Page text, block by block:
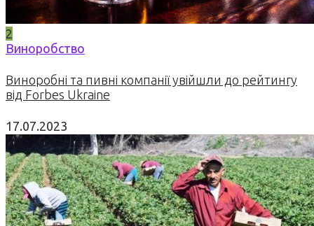
2
Виноробство
Виноробні та пивні компанії увійшли до рейтингу
від Forbes Ukraine
17.07.2023